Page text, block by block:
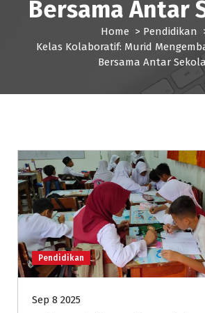
Bersama Antar
Home > Pendidikan
Kelas Kolaboratif: Murid
Bersama Antar
Pendidikan
Sep 8 2025